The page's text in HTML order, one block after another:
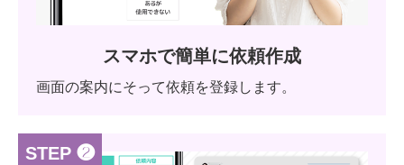
スマホで簡単に依頼作成
画面の案内にそって依頼を登録します。
STEP ❷